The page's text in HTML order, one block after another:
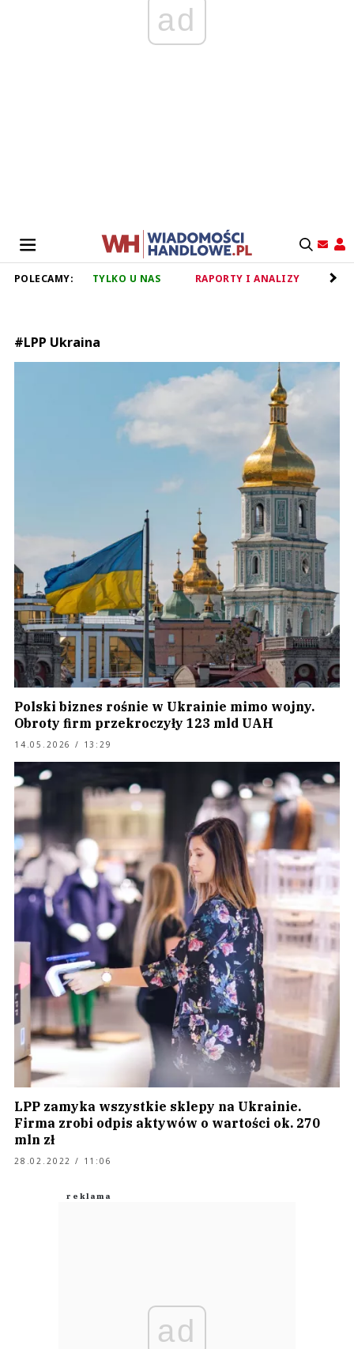
ad
POLECAMY: TYLKO U NAS RAPORTY I ANALIZY
#LPP Ukraina
Polski biznes rośnie w Ukrainie mimo wojny.
Obroty firm przekroczyły 123 mld UAH
14.05.2026 / 13:29
LPP zamyka wszystkie sklepy na Ukrainie.
Firma zrobi odpis aktywów o wartości ok. 270
mln zł
28.02.2022 / 11:06
ad